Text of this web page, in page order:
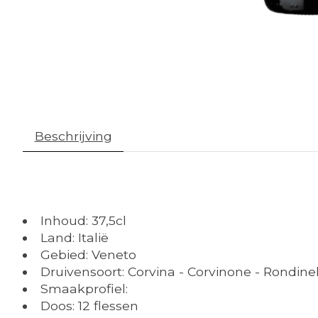
Beschrijving
Inhoud: 37,5cl
Land: Italië
Gebied: Veneto
Druivensoort: Corvina - Corvinone -
Smaakprofiel:
Doos: 12 flessen